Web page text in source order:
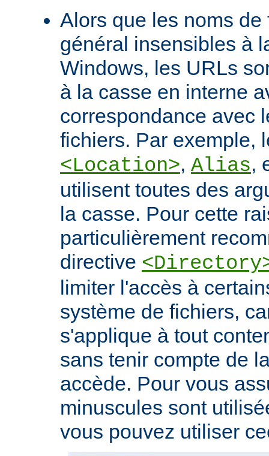
Alors que les noms
général insensibles à
Windows, les URLs
à la casse en interne
correspondance avec
fichiers. Par exemple,
<Location>, Alias,
utilisent toutes des
la casse. Pour cette
particulièrement
directive
limiter l'accès à
système de fichiers,
s'applique à tout
sans tenir compte de
accède. Pour vous
minuscules sont
vous pouvez utiliser